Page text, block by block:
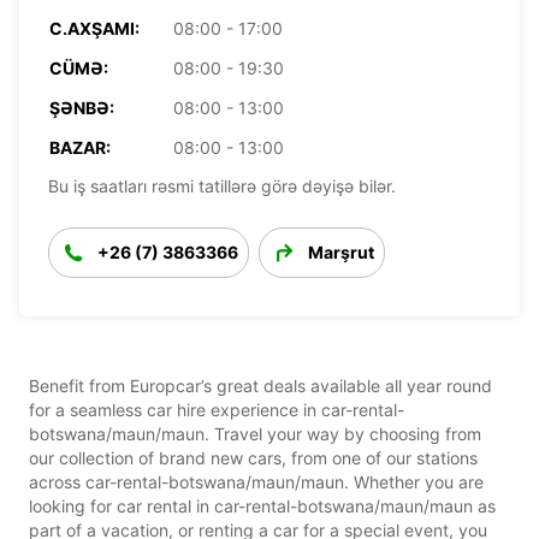
C.AXŞAMI:
08:00 - 17:00
CÜMƏ:
08:00 - 19:30
ŞƏNBƏ:
08:00 - 13:00
BAZAR:
08:00 - 13:00
Bu iş saatları rəsmi tatillərə görə dəyişə bilər.
+26 (7) 3863366 Marşrut
Benefit from Europcar’s great deals available all year round
for a seamless car hire experience in car-rental-
botswana/maun/maun. Travel your way by choosing from
our collection of brand new cars, from one of our stations
across car-rental-botswana/maun/maun. Whether you are
looking for car rental in car-rental-botswana/maun/maun as
part of a vacation, or renting a car for a special event, you